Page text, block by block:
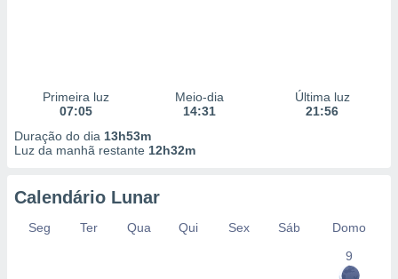
Primeira luz
07:05
Meio-dia
14:31
Última luz
21:56
Duração do dia 13h53m
Luz da manhã restante 12h32m
Calendário Lunar
Seg Ter Qua Qui Sex Sáb
Domo
9